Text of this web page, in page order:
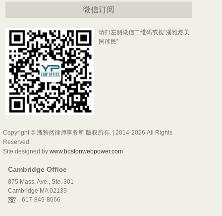
微信订阅
请扫左侧微信二维码或搜“潘雅然美
国移民”
Copyright © 潘雅然律师事务所 版权所有. | 2014-2026 All Rights
Reserved.
Site designed by www.bostonwebpower.com
Cambridge Office
875 Mass. Ave., Ste. 301
Cambridge MA 02139
617-849-8666